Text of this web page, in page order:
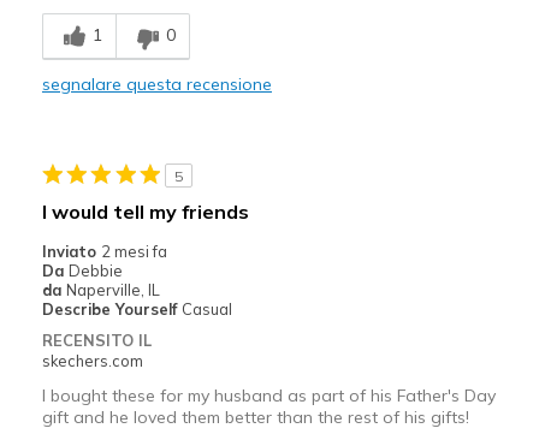
Durable
Migliori Utilizzi:
Casual Wear
View On Shoes
1 0
segnalare questa recensione
5
I would tell my friends
Inviato 2 mesi fa
Da Debbie
da Naperville, IL
Describe Yourself Casual
RECENSITO IL
skechers.com
I bought these for my husband as part of his Father's Day
gift and he loved them better than the rest of his gifts!